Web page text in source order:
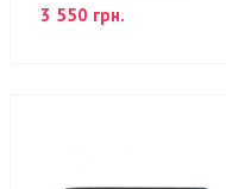
3 550 грн.